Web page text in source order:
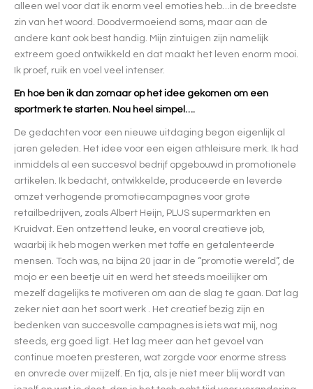
alleen wel voor dat ik enorm veel emoties heb…in de breedste
zin van het woord. Doodvermoeiend soms, maar aan de
andere kant ook best handig. Mijn zintuigen zijn namelijk
extreem goed ontwikkeld en dat maakt het leven enorm mooi.
Ik proef, ruik en voel veel intenser.
En hoe ben ik dan zomaar op het idee gekomen om een
sportmerk te starten. Nou heel simpel….
De gedachten voor een nieuwe uitdaging begon eigenlijk al
jaren geleden. Het idee voor een eigen athleisure merk. Ik had
inmiddels al een succesvol bedrijf opgebouwd in promotionele
artikelen. Ik bedacht, ontwikkelde, produceerde en leverde
omzet verhogende promotiecampagnes voor grote
retailbedrijven, zoals Albert Heijn, PLUS supermarkten en
Kruidvat. Een ontzettend leuke, en vooral creatieve job,
waarbij ik heb mogen werken met toffe en getalenteerde
mensen. Toch was, na bijna 20 jaar in de “promotie wereld”, de
mojo er een beetje uit en werd het steeds moeilijker om
mezelf dagelijks te motiveren om aan de slag te gaan. Dat lag
zeker niet aan het soort werk . Het creatief bezig zijn en
bedenken van succesvolle campagnes is iets wat mij, nog
steeds, erg goed ligt. Het lag meer aan het gevoel van
continue moeten presteren, wat zorgde voor enorme stress
en onvrede over mijzelf. En tja, als je niet meer blij wordt van